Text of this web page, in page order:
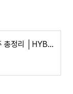
BTS 광화문 콘서트 관련주 총정리 │HYBE ·넷플릭스· 이마트등 유통 수혜주와 투자 체크포인트